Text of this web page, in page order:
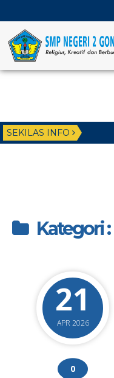
SEKILAS INFO
Kategori
21
APR 2026
0